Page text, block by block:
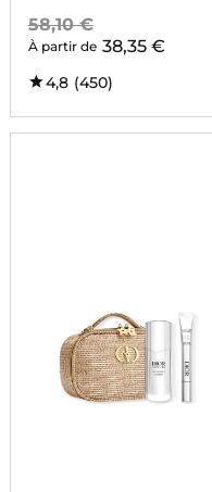
58,10 €
À partir de 38,35 €
4,8 (450)